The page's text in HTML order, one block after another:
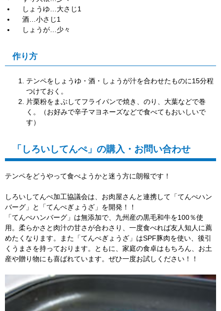
しょうゆ…大さじ1
酒…小さじ1
しょうが…少々
作り方
テンペをしょうゆ・酒・しょうが汁を合わせたものに15分程
つけておく。
片栗粉をまぶしてフライパンで焼き、のり、大葉などで巻
く。（お好みで辛子マヨネーズなどで食べてもおいしいで
す）
「しろいしてんぺ」の購入・お問い合わせ
テンペをどうやって食べようかと迷う方に朗報です！
しろいしてんぺ加工協議会は、お肉屋さんと連携して「てんぺハン
バーグ」と「てんぺぎょうざ」を開発！！
「てんぺハンバーグ」は無添加で、九州産の黒毛和牛を100％使
用。柔らかさと肉汁の甘さが合わさり、一度食べれば友人知人に薦
めたくなります。また「てんぺぎょうざ」はSPF豚肉を使い、後引
くうまさを持っております。ともに、家庭の食卓はもちろん、お土
産や贈り物にも喜ばれています。ぜひ一度お試しください！！